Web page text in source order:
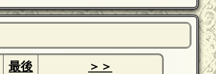
最後 ＞＞